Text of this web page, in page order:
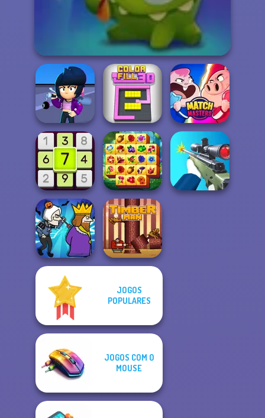
Brawl Stars
Sound
Color Fill 3D Match Masters
Daily Sudoku
Spring Tile
Master
Murder
JOGOS
POPULARES
JOGOS COM O
MOUSE